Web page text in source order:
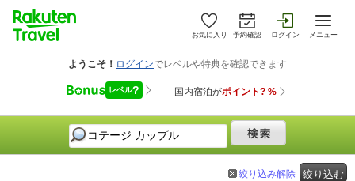
お気に入り 予約確認 ログイン メニュー
絞り込む
絞り込み解除